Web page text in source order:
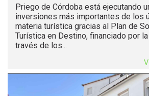
Priego de Córdoba está ejecutando
inversiones más importantes de los
materia turística gracias al Plan de
Turística en Destino, financiado por
través de los...